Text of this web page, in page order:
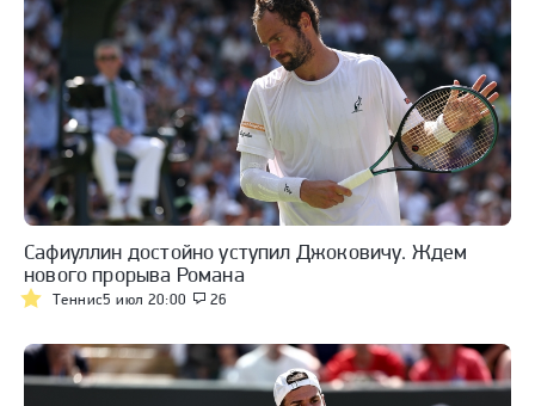
Теннис5 июл 20:00 26
Сафиуллин достойно уступил Джоковичу. Ждем
нового прорыва Романа